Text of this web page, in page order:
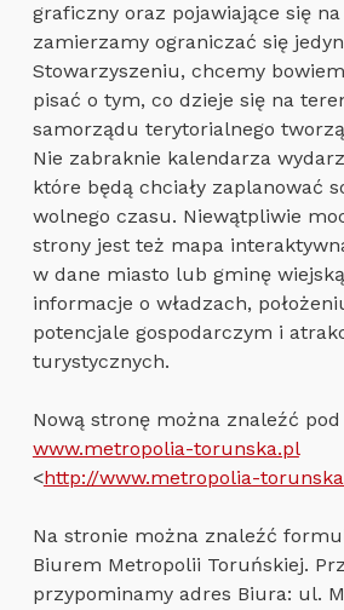
graficzny oraz pojawiające się
zamierzamy ograniczać się
Stowarzyszeniu, chcemy
pisać o tym, co dzieje się na
samorządu terytorialnego
Nie zabraknie kalendarza
które będą chciały zaplanować
wolnego czasu. Niewątpliwie
strony jest też mapa
w dane miasto lub gminę
informacje o władzach,
potencjale gospodarczym i
turystycznych.
Nową stronę można znaleźć
www.metropolia-torunska.pl
<http://www.metropolia-
Na stronie można znaleźć
Biurem Metropolii Toruńskiej.
przypominamy adres Biura: ul.